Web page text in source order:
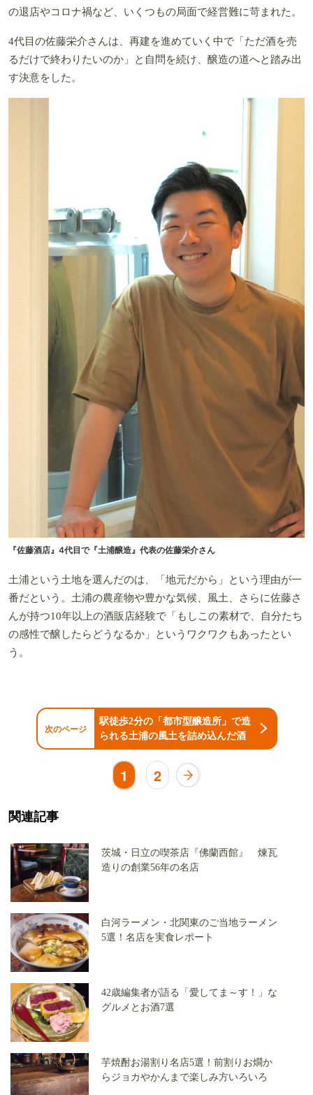
の退店やコロナ禍など、いくつもの局面で経営難に苛まれた。
4代目の佐藤栄介さんは、再建を進めていく中で「ただ酒を売
るだけで終わりたいのか」と自問を続け、醸造の道へと踏み出
す決意をした。
『佐藤酒店』4代目で『土浦醸造』代表の佐藤栄介さん
土浦という土地を選んだのは、「地元だから」という理由が一
番だという。土浦の農産物や豊かな気候、風土、さらに佐藤さ
んが持つ10年以上の酒販店経験で「もしこの素材で、自分たち
の感性で醸したらどうなるか」というワクワクもあったとい
う。
次のページ
駅徒歩2分の「都市型醸造所」で造
られる土浦の風土を詰め込んだ酒
1 2
関連記事
茨城・日立の喫茶店『佛蘭西館』 煉瓦
造りの創業56年の名店
白河ラーメン・北関東のご当地ラーメン
5選！名店を実食レポート
42歳編集者が語る「愛してま～す！」な
グルメとお酒7選
芋焼酎お湯割り名店5選！前割りお燗か
らジョカやかんまで楽しみ方いろいろ